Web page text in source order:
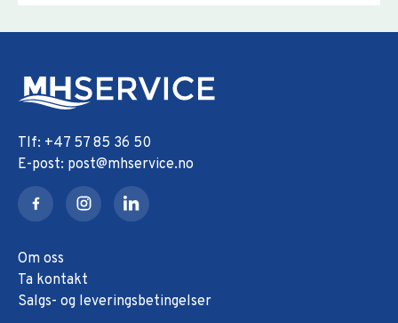
+47 57 85 36 50
post@mhservice.no
Om oss
Ta kontakt
Salgs- og leveringsbetingelser